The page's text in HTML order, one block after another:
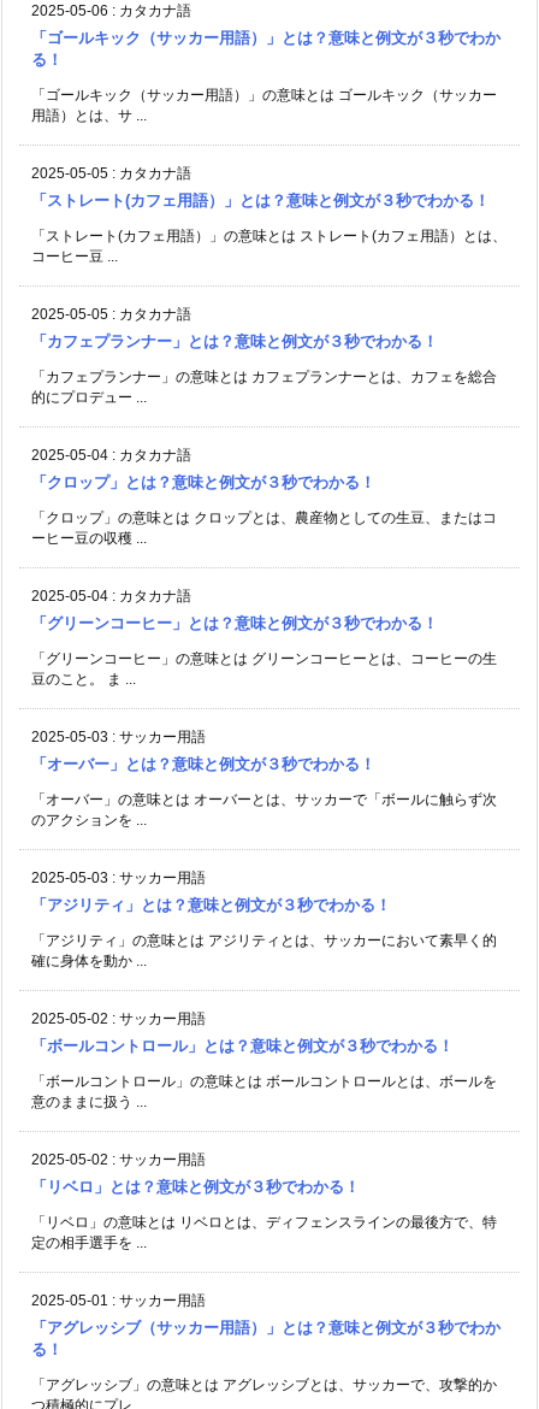
2025-05-06 : カタカナ語
「ゴールキック（サッカー用語）」とは？意味と例文が３秒でわか
る！
「ゴールキック（サッカー用語）」の意味とは ゴールキック（サッカー
用語）とは、サ ...
2025-05-05 : カタカナ語
「ストレート(カフェ用語）」とは？意味と例文が３秒でわかる！
「ストレート(カフェ用語）」の意味とは ストレート(カフェ用語）とは、
コーヒー豆 ...
2025-05-05 : カタカナ語
「カフェプランナー」とは？意味と例文が３秒でわかる！
「カフェプランナー」の意味とは カフェプランナーとは、カフェを総合
的にプロデュー ...
2025-05-04 : カタカナ語
「クロップ」とは？意味と例文が３秒でわかる！
「クロップ」の意味とは クロップとは、農産物としての生豆、またはコ
ーヒー豆の収穫 ...
2025-05-04 : カタカナ語
「グリーンコーヒー」とは？意味と例文が３秒でわかる！
「グリーンコーヒー」の意味とは グリーンコーヒーとは、コーヒーの生
豆のこと。 ま ...
2025-05-03 : サッカー用語
「オーバー」とは？意味と例文が３秒でわかる！
「オーバー」の意味とは オーバーとは、サッカーで「ボールに触らず次
のアクションを ...
2025-05-03 : サッカー用語
「アジリティ」とは？意味と例文が３秒でわかる！
「アジリティ」の意味とは アジリティとは、サッカーにおいて素早く的
確に身体を動か ...
2025-05-02 : サッカー用語
「ボールコントロール」とは？意味と例文が３秒でわかる！
「ボールコントロール」の意味とは ボールコントロールとは、ボールを
意のままに扱う ...
2025-05-02 : サッカー用語
「リベロ」とは？意味と例文が３秒でわかる！
「リベロ」の意味とは リベロとは、ディフェンスラインの最後方で、特
定の相手選手を ...
2025-05-01 : サッカー用語
「アグレッシブ（サッカー用語）」とは？意味と例文が３秒でわか
る！
「アグレッシブ」の意味とは アグレッシブとは、サッカーで、攻撃的か
つ積極的にプレ ...